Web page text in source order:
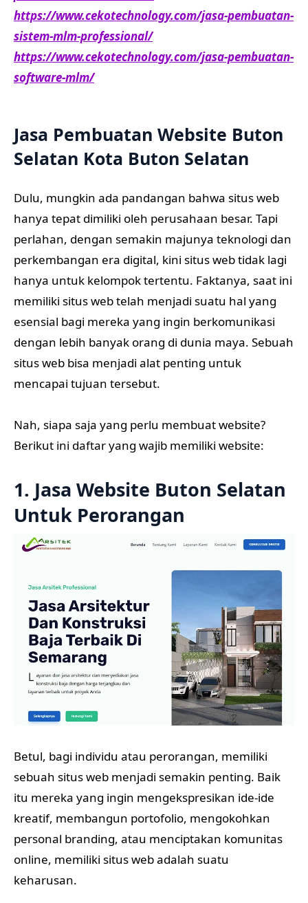
https://www.cekotechnology.com/jasa-pembuatan-
sistem-mlm-professional/
https://www.cekotechnology.com/jasa-pembuatan-
software-mlm/
Jasa Pembuatan Website Buton
Selatan Kota Buton Selatan
Dulu, mungkin ada pandangan bahwa situs web
hanya tepat dimiliki oleh perusahaan besar. Tapi
perlahan, dengan semakin majunya teknologi dan
perkembangan era digital, kini situs web tidak lagi
hanya untuk kelompok tertentu. Faktanya, saat ini
memiliki situs web telah menjadi suatu hal yang
esensial bagi mereka yang ingin berkomunikasi
dengan lebih banyak orang di dunia maya. Sebuah
situs web bisa menjadi alat penting untuk
mencapai tujuan tersebut.
Nah, siapa saja yang perlu membuat website?
Berikut ini daftar yang wajib memiliki website:
1. Jasa Website Buton Selatan
Untuk Perorangan
Betul, bagi individu atau perorangan, memiliki
sebuah situs web menjadi semakin penting. Baik
itu mereka yang ingin mengekspresikan ide-ide
kreatif, membangun portofolio, mengokohkan
personal branding, atau menciptakan komunitas
online, memiliki situs web adalah suatu
keharusan.